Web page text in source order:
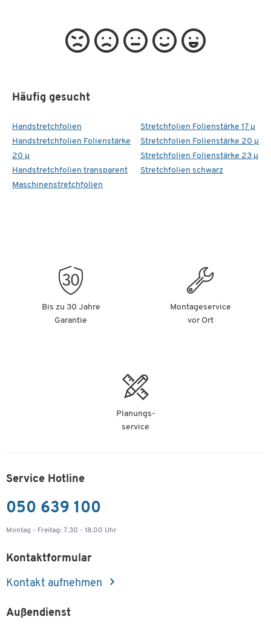
Häufig gesucht
Handstretchfolien
Handstretchfolien Folienstärke
20 µ
Handstretchfolien transparent
Maschinenstretchfolien
Stretchfolien Folienstärke 17 µ
Stretchfolien Folienstärke 20 µ
Stretchfolien Folienstärke 23 µ
Stretchfolien schwarz
Bis zu 30 Jahre
Garantie
Montageservice
vor Ort
Planungs-
service
Service Hotline
050 639 100
Montag - Freitag: 7.30 - 18.00 Uhr
Kontaktformular
Kontakt aufnehmen
Außendienst